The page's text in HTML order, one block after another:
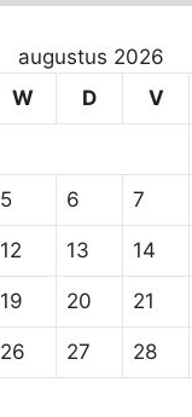
augustus 2026
W D V
5 6 7
12 13 14
19 20 21
26 27 28